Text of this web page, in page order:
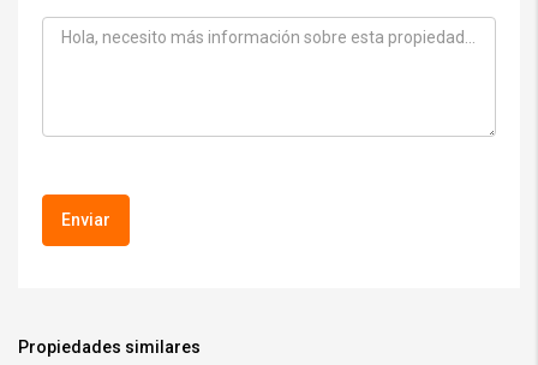
Propiedades similares